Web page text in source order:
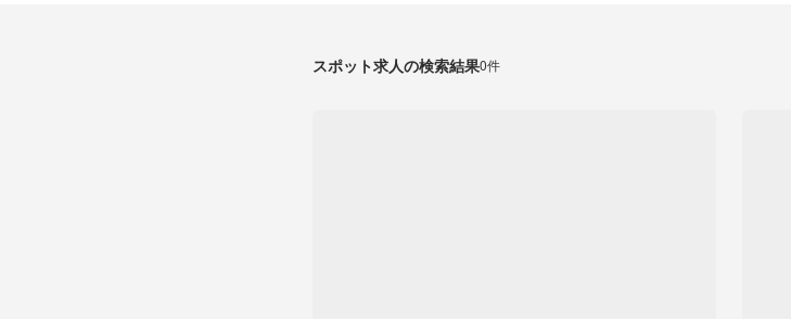
スポット求人の検索結果0件